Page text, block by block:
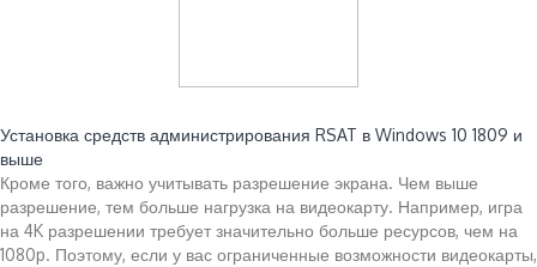
Установка средств администрирования RSAT в Windows 10 1809 и
выше
Кроме того, важно учитывать разрешение экрана. Чем выше
разрешение, тем больше нагрузка на видеокарту. Например, игра
на 4K разрешении требует значительно больше ресурсов, чем на
1080p. Поэтому, если у вас ограниченные возможности видеокарты,